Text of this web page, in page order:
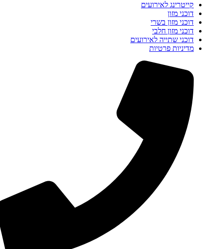
קייטרינג לאירועים
דוכני מזון
דוכני מזון בשרי
דוכני מזון חלבי
דוכני שתייה לאירועים
מדיניות פרטיות